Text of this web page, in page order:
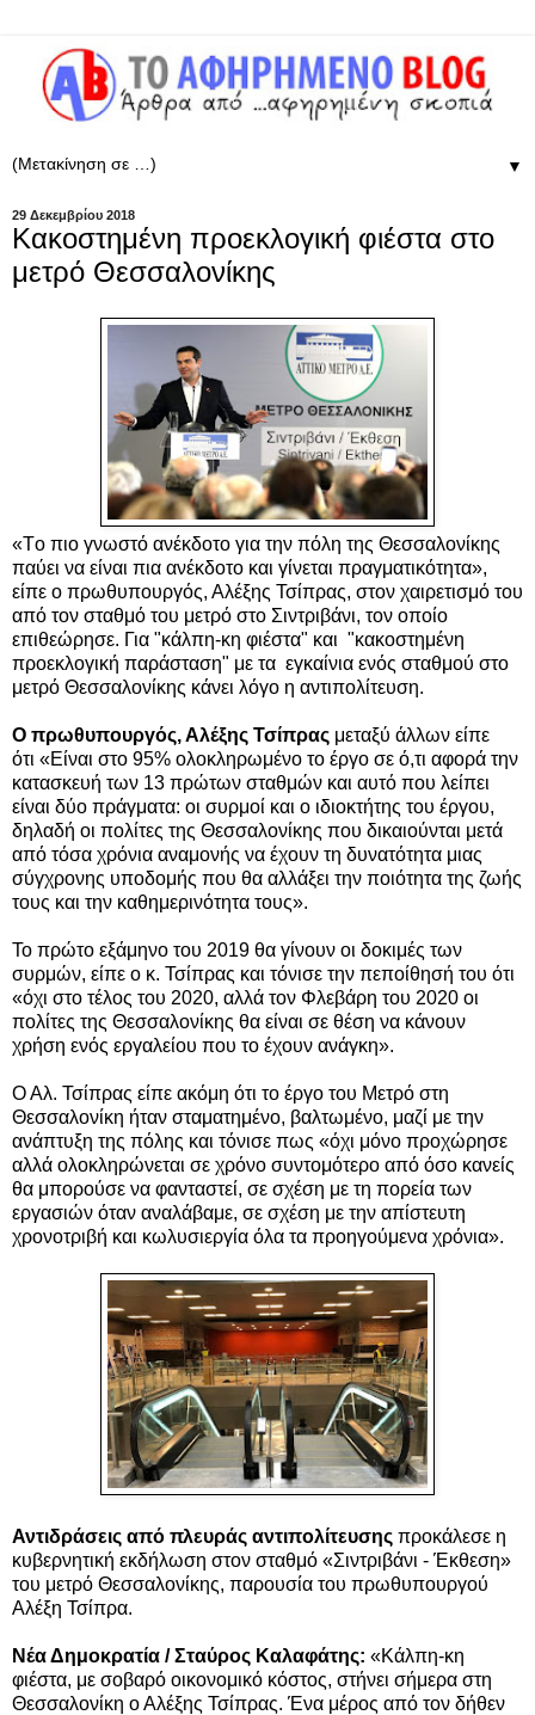
▼
29 Δεκεμβρίου 2018
Κακοστημένη προεκλογική φιέστα στο
μετρό Θεσσαλονίκης
«Tο πιο γνωστό ανέκδοτο για την πόλη της Θεσσαλονίκης
παύει να είναι πια ανέκδοτο και γίνεται πραγματικότητα»,
είπε ο πρωθυπουργός, Αλέξης Τσίπρας, στον χαιρετισμό του
από τον σταθμό του μετρό στο Σιντριβάνι, τον οποίο
επιθεώρησε. Για "κάλπη-κη φιέστα" και "κακοστημένη
προεκλογική παράσταση" με τα εγκαίνια ενός σταθμού στο
μετρό Θεσσαλονίκης κάνει λόγο η αντιπολίτευση.
Ο πρωθυπουργός, Αλέξης Τσίπρας μεταξύ άλλων είπε
ότι «Είναι στο 95% ολοκληρωμένο το έργο σε ό,τι αφορά την
κατασκευή των 13 πρώτων σταθμών και αυτό που λείπει
είναι δύο πράγματα: οι συρμοί και ο ιδιοκτήτης του έργου,
δηλαδή οι πολίτες της Θεσσαλονίκης που δικαιούνται μετά
από τόσα χρόνια αναμονής να έχουν τη δυνατότητα μιας
σύγχρονης υποδομής που θα αλλάξει την ποιότητα της ζωής
τους και την καθημερινότητα τους».
Το πρώτο εξάμηνο του 2019 θα γίνουν οι δοκιμές των
συρμών, είπε ο κ. Τσίπρας και τόνισε την πεποίθησή του ότι
«όχι στο τέλος του 2020, αλλά τον Φλεβάρη του 2020 οι
πολίτες της Θεσσαλονίκης θα είναι σε θέση να κάνουν
χρήση ενός εργαλείου που το έχουν ανάγκη».
Ο Αλ. Τσίπρας είπε ακόμη ότι το έργο του Μετρό στη
Θεσσαλονίκη ήταν σταματημένο, βαλτωμένο, μαζί με την
ανάπτυξη της πόλης και τόνισε πως «όχι μόνο προχώρησε
αλλά ολοκληρώνεται σε χρόνο συντομότερο από όσο κανείς
θα μπορούσε να φανταστεί, σε σχέση με τη πορεία των
εργασιών όταν αναλάβαμε, σε σχέση με την απίστευτη
χρονοτριβή και κωλυσιεργία όλα τα προηγούμενα χρόνια».
Αντιδράσεις από πλευράς αντιπολίτευσης προκάλεσε η
κυβερνητική εκδήλωση στον σταθμό «Σιντριβάνι - Έκθεση»
του μετρό Θεσσαλονίκης, παρουσία του πρωθυπουργού
Αλέξη Τσίπρα.
Νέα Δημοκρατία /Σταύρος Καλαφάτης: «Κάλπη-κη
φιέστα, με σοβαρό οικονομικό κόστος, στήνει σήμερα στη
Θεσσαλονίκη ο Αλέξης Τσίπρας. Ένα μέρος από τον δήθεν